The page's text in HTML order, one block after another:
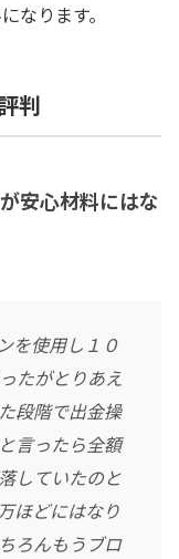
なります。
判
安心材料にはな
を使用し１０
たがとりあえ
段階で出金操
言ったら全額
していたのと
ほどにはなり
ろんもうブロ